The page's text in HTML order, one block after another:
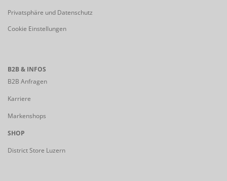
Privatsphäre und Datenschutz
Cookie Einstellungen
B2B & INFOS
B2B Anfragen
Karriere
Markenshops
SHOP
District Store Luzern